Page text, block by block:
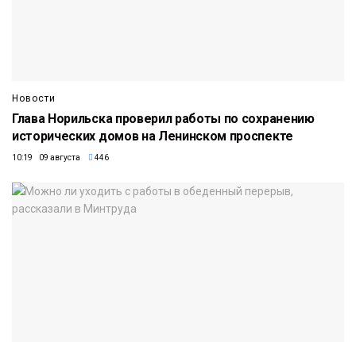
Новости
Глава Норильска проверил работы по сохранению
исторических домов на Ленинском проспекте
10:19 09 августа 446